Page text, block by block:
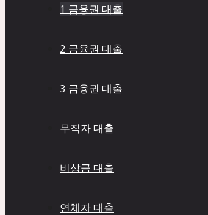
1 금융권 대출
2 금융권 대출
3 금융권 대출
무직자 대출
비상금 대출
연체자 대출